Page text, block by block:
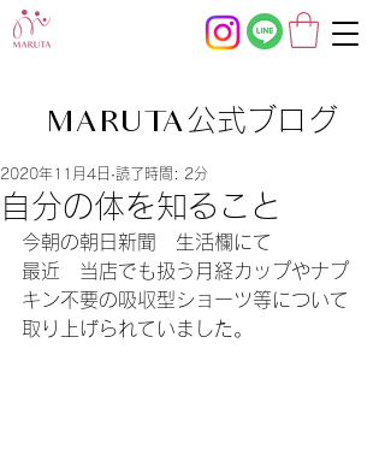
MARUTA公式ブログ
自分の体を知ること
2020年11月4日 読了時間: 2分
今朝の朝日新聞　生活欄にて
最近　当店でも扱う月経カップやナプ
キン不要の吸収型ショーツ等について
取り上げられていました。